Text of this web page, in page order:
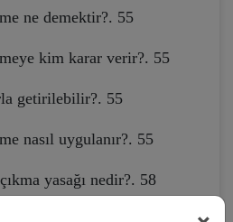
ne demektir?. 55
kim karar verir?. 55
getirilebilir?. 55
nasıl uygulanır?. 55
yasağı nedir?. 58